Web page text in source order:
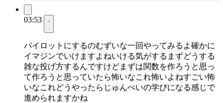
03:53
パイロットにするのむずいな一回やってみるよ確かに
イマジンでいけますよねいける気がするまずどうする
雑な投げ方するんですけどまずは関数を作ろうと思っ
て作ろうと思っていたら怖いなこれ怖いよねすごい怖
いなこれどうやったらじゅんぺいの学びになる感じで
進められますかね